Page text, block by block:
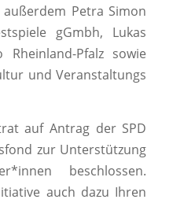
Petra Simon
gGmbh, Lukas
Pfalz sowie
und Veranstaltungs
auf Antrag der SPD
zur Unterstützung
beschlossen.
auch dazu Ihren